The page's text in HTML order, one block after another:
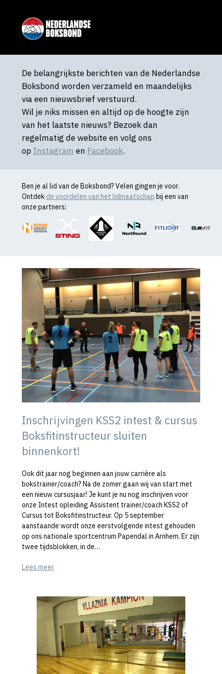
De belangrijkste berichten van de Nederlandse
Boksbond worden verzameld en maandelijks
via een nieuwsbrief verstuurd.
Wil je niks missen en altijd op de hoogte zijn
van het laatste nieuws? Bezoek dan
regelmatig de website en volg ons
op Instagram en Facebook.
Ben je al lid van de Boksbond? Velen gingen je voor.
Ontdek de voordelen van het lidmaatschap bij een van
onze partners:
Inschrijvingen KSS2 intest & cursus
Boksfitinstructeur sluiten
binnenkort!
Ook dit jaar nog beginnen aan jouw carrière als
bokstrainer/coach? Na de zomer gaan wij van start met
een nieuw cursusjaar! Je kunt je nu nog inschrijven voor
onze Intest opleiding Assistent trainer/coach KSS2 of
Cursus tot Boksfitinstructeur. Op 5 september
aanstaande wordt onze eerstvolgende intest gehouden
op ons nationale sportcentrum Papendal in Arnhem. Er zijn
twee tijdsblokken, in de…
Lees meer